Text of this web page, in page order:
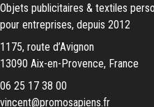
Objets publicitaires & textiles
pour entreprises, depuis 2012
1175, route d’Avignon
13090 Aix-en-Provence, France
06 25 17 38 00
vincent@promosapiens.fr